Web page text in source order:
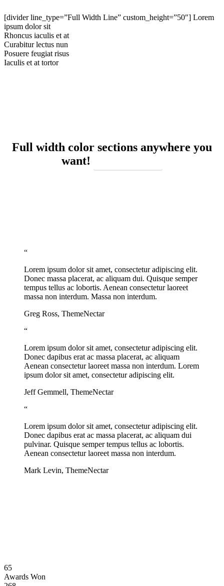
[divider line_type=”Full Width Line” custom_height=”50″] Lorem
ipsum dolor sit
Rhoncus iaculis et at
Curabitur lectus nun
Posuere feugiat risus
Iaculis et at tortor
Full width color sections anywhere you
want!
“
Lorem ipsum dolor sit amet, consectetur adipiscing elit.
Donec massa placerat, ac aliquam dui. Quisque semper
tempus tellus ac lobortis. Aenean consectetur laoreet
massa non interdum. Massa non interdum.
Greg Ross, ThemeNectar
“
Lorem ipsum dolor sit amet, consectetur adipiscing elit.
Donec dapibus erat ac massa placerat, ac aliquam
Aenean consectetur laoreet massa non interdum. Lorem
ipsum dolor sit amet, consectetur adipiscing elit.
Jeff Gemmell, ThemeNectar
“
Lorem ipsum dolor sit amet, consectetur adipiscing elit.
Donec dapibus erat ac massa placerat, ac aliquam dui
pulvinar. Quisque semper tempus tellus ac lobortis.
Aenean consectetur laoreet massa non interdum.
Mark Levin, ThemeNectar
65
Awards Won